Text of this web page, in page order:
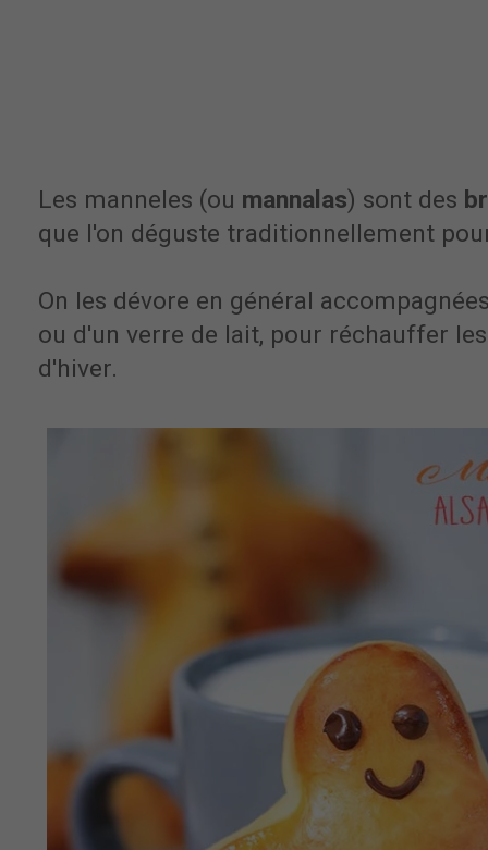
Les manneles (ou mannalas) sont des
que l'on déguste traditionnellement
On les dévore en général
ou d'un verre de lait, pour réchauffer
d'hiver.